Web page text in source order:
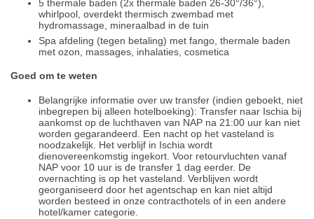
5 thermale baden (2x thermale baden 26-30°/36°),
whirlpool, overdekt thermisch zwembad met
hydromassage, mineraalbad in de tuin
Spa afdeling (tegen betaling) met fango, thermale baden
met ozon, massages, inhalaties, cosmetica
Goed om te weten
Belangrijke informatie over uw transfer (indien geboekt, niet
inbegrepen bij alleen hotelboeking): Transfer naar Ischia bij
aankomst op de luchthaven van NAP na 21:00 uur kan niet
worden gegarandeerd. Een nacht op het vasteland is
noodzakelijk. Het verblijf in Ischia wordt
dienovereenkomstig ingekort. Voor retourvluchten vanaf
NAP voor 10 uur is de transfer 1 dag eerder. De
overnachting is op het vasteland. Verblijven wordt
georganiseerd door het agentschap en kan niet altijd
worden besteed in onze contracthotels of in een andere
hotel/kamer categorie.